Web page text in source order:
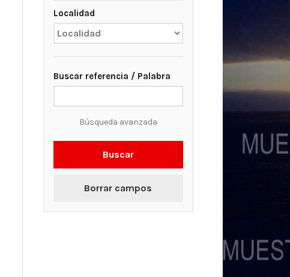
Localidad
Buscar referencia / Palabra
Búsqueda avanzada
Buscar
Borrar campos